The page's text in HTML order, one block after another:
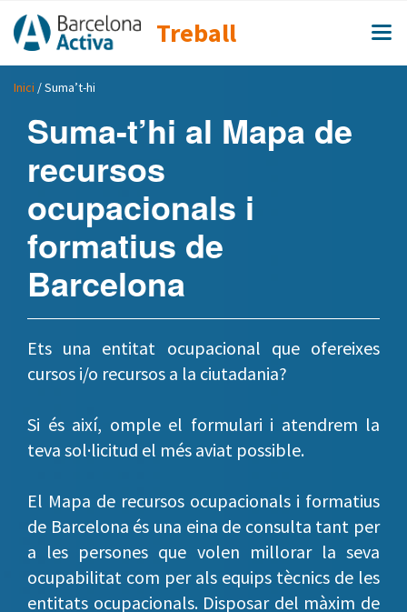
Treball
Inici / Suma’t-hi
Suma-t’hi al Mapa de
recursos
ocupacionals i
formatius de
Barcelona
Ets una entitat ocupacional que ofereixes
cursos i/o recursos a la ciutadania?
Si és així, omple el formulari i atendrem la
teva sol·licitud el més aviat possible.
El Mapa de recursos ocupacionals i formatius
de Barcelona és una eina de consulta tant per
a les persones que volen millorar la seva
ocupabilitat com per als equips tècnics de les
entitats ocupacionals. Disposar del màxim de